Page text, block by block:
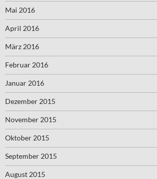
Mai 2016
April 2016
März 2016
Februar 2016
Januar 2016
Dezember 2015
November 2015
Oktober 2015
September 2015
August 2015